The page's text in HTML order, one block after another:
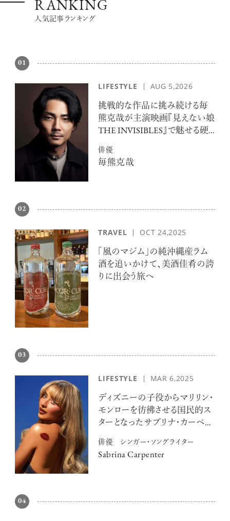
RANKING
人気記事ランキング
01
LIFESTYLE AUG 5,2026
挑戦的な作品に挑み続ける毎
熊克哉が主演映画『見えない娘
THE INVISIBLES』で魅せる硬
俳優
毎熊克哉
02
TRAVEL OCT 24,2025
「風のマジム」の純沖縄産ラム
酒を追いかけて、美酒佳肴の誇
りに出会う旅へ
03
LIFESTYLE MAR 6,2025
ディズニーの子役からマリリン・
モンローを彷彿させる国民的ス
ターとなったサブリナ・カーペン
俳優 シンガー・ソングライター
Sabrina Carpenter
04